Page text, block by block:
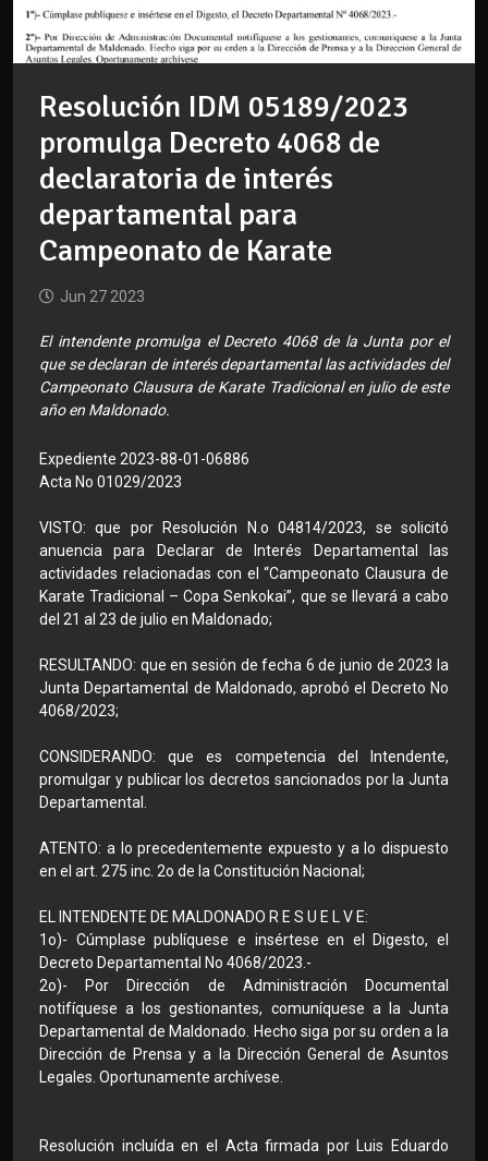
Resolución IDM 05189/2023
promulga Decreto 4068 de
declaratoria de interés
departamental para
Campeonato de Karate
Jun 27 2023
El intendente promulga el Decreto 4068 de la Junta por el
que se declaran de interés departamental las actividades del
Campeonato Clausura de Karate Tradicional en julio de este
año en Maldonado.
Expediente 2023-88-01-06886
Acta No 01029/2023
VISTO: que por Resolución N.o 04814/2023, se solicitó
anuencia para Declarar de Interés Departamental las
actividades relacionadas con el “Campeonato Clausura de
Karate Tradicional – Copa Senkokai”, que se llevará a cabo
del 21 al 23 de julio en Maldonado;
RESULTANDO: que en sesión de fecha 6 de junio de 2023 la
Junta Departamental de Maldonado, aprobó el Decreto No
4068/2023;
CONSIDERANDO: que es competencia del Intendente,
promulgar y publicar los decretos sancionados por la Junta
Departamental.
ATENTO: a lo precedentemente expuesto y a lo dispuesto
en el art. 275 inc. 2o de la Constitución Nacional;
EL INTENDENTE DE MALDONADO R E S U E L V E:
1o)- Cúmplase publíquese e insértese en el Digesto, el
Decreto Departamental No 4068/2023.-
2o)- Por Dirección de Administración Documental
notifíquese a los gestionantes, comuníquese a la Junta
Departamental de Maldonado. Hecho siga por su orden a la
Dirección de Prensa y a la Dirección General de Asuntos
Legales. Oportunamente archívese.
Resolución incluída en el Acta firmada por Luis Eduardo